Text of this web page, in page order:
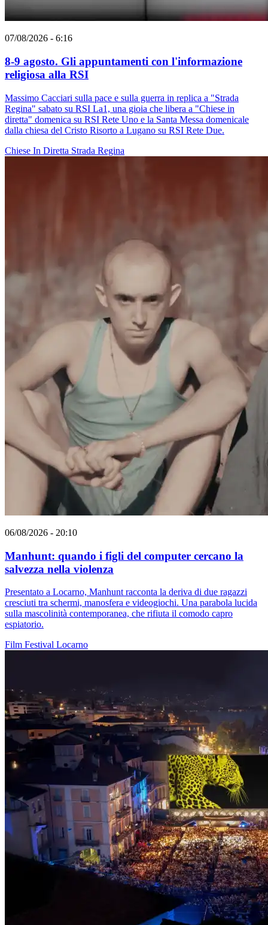
07/08/2026 - 6:16
8-9 agosto. Gli appuntamenti con l'informazione
religiosa alla RSI
Massimo Cacciari sulla pace e sulla guerra in replica a "Strada
Regina" sabato su RSI La1, una gioia che libera a "Chiese in
diretta" domenica su RSI Rete Uno e la Santa Messa domenicale
dalla chiesa del Cristo Risorto a Lugano su RSI Rete Due.
Chiese In Diretta Strada Regina
06/08/2026 - 20:10
Manhunt: quando i figli del computer cercano la
salvezza nella violenza
Presentato a Locarno, Manhunt racconta la deriva di due ragazzi
cresciuti tra schermi, manosfera e videogiochi. Una parabola lucida
sulla mascolinità contemporanea, che rifiuta il comodo capro
espiatorio.
Film Festival Locarno